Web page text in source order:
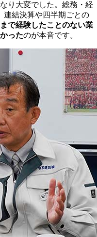
り大変でした。総務・経
連結決算や四半期ごとの
で経験したことのない業
ったのが本音です。